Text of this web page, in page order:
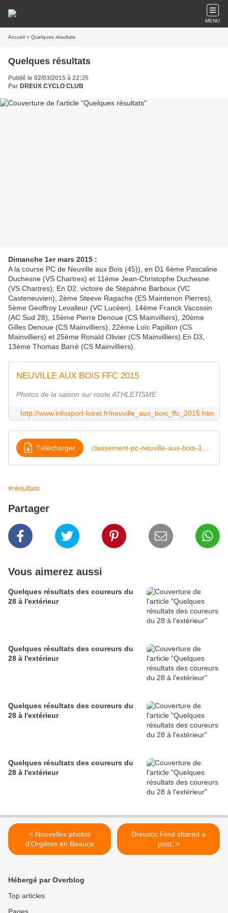
MENU
Accueil » Quelques résultats
Quelques résultats
Publié le 02/03/2015 à 22:35
Par DREUX CYCLO CLUB
Dimanche 1er mars 2015 :
A la course PC de Neuville aux Bois (45)), en D1 6ème Pascaline
Duchesne (VS Chartres) et 11ème Jean-Christophe Duchesne
(VS Chartres); En D2, victoire de Stépahne Barboux (VC
Casteneuvien), 2ème Steeve Ragache (ES Maintenon Pierres),
5ème Geoffroy Levalleur (VC Lucéen), 14ème Franck Vacossin
(AC Sud 28), 15ème Pierre Denoue (CS Mainvilliers), 20ème
Gilles Denoue (CS Mainvilliers), 22ème Loïc Papillon (CS
Mainvilliers) et 25ème Ronald Olivier (CS Mainvilliers).En D3,
13ème Thomas Barré (CS Mainvilliers).
NEUVILLE AUX BOIS FFC 2015
Photos de la saison sur route ATHLETISME
http://www.infosport-loiret.fr/neuville_aux_bois_ffc_2015.htm
Télécharger
#résultats
Partager
Vous aimerez aussi
Quelques résultats des coureurs du
28 à l'extérieur
Quelques résultats des coureurs du
28 à l'extérieur
Quelques résultats des coureurs du
28 à l'extérieur
Quelques résultats des coureurs du
28 à l'extérieur
< Nouvelles photos
d'Orgères en Beauce
Dreuxcc Fred shared a
post. >
Hébergé par Overblog
Top articles